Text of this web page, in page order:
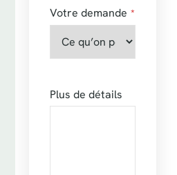
Votre demande *
Plus de détails